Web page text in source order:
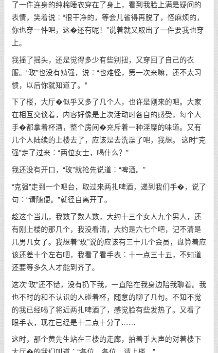
了一件连身的纯棉睡衣穿在了身上，看到我脸上满是疑问的
表情，笑着说︰“很干净的，等会儿省得再脱了，怪麻烦的，
你也穿一件吧，这�还有呢！”说着就又取出了一件要我也穿
上。
我摇了摇头，还是觉得多少有些别扭，又穿回了自己的衣
服。“玫”也没有勉强，说︰“也难怪，第一次来嘛，还不太习
惯，以后你就知道了。”
下了楼，大厅�似乎又多了几个人，也许是刚来的吧。大家
在相互交谈着，内容好像是上次活动时各自的感受，每个人
手�都拿着杯酒，整个房间�充斥着一种淫糜的味道。又有
几个人陆续的上楼去了，应该是去洗澡了吧，我想。 这时“克
强”走了过来︰“两位女士，喝什么？”
我还没有开口，“玫”就抢先说道︰“啤酒。”
“克强”走到一个吧台，取过来两扎啤酒，递到我们手�，说了
句︰“请随便。”就径自离开了。
趁这个当儿，我数了数人数，大约十三个女人九个男人，还
有刚上楼的那几个，我没看清，大约是六七个吧，记不清是
几男几女了。我想着“玫”说的应该有三十几个会员，盘算着应
该还差十个左右吧，我看了看手表︰十一点三十五，不知道
还要等多久人才能到齐了。
这次“玫”还不错，没有扔下我，一直陪在我身边陪我聊着。我
也不时的和不认识的人碰着杯，随意的聊了几句。不知不觉
的我已经喝了将近两扎啤酒了，感觉脸有些发热了。又看了
眼手表，现在已经是十二点十分了……
这时，那个黄先生站在三楼的走廊，拍着手大声的对着楼下